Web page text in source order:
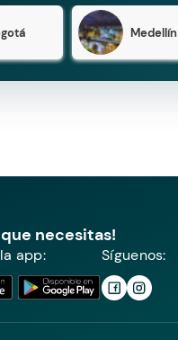
Medellín
necesitas!
app: Síguenos: